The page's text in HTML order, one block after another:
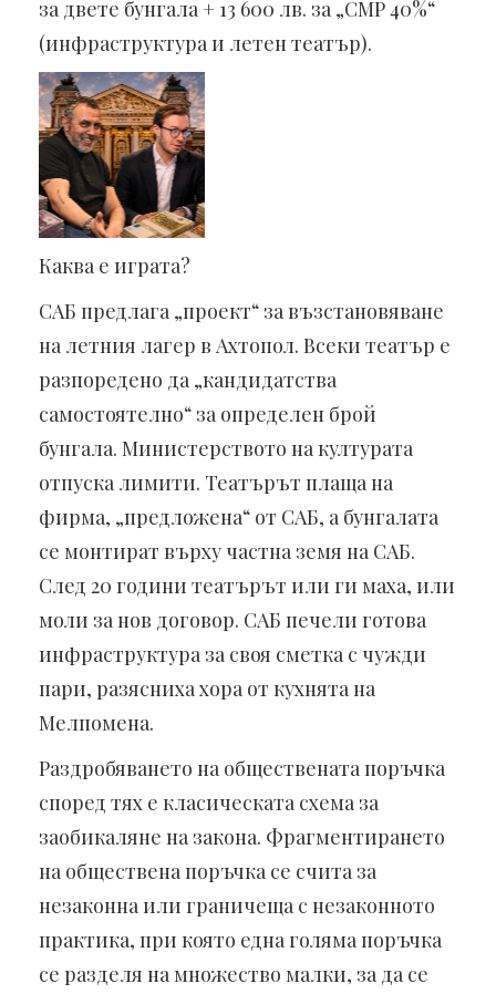
за двете бунгала + 13 600 лв. за „СМР 40%“
(инфраструктура и летен театър).
Каква е играта?
САБ предлага „проект“ за възстановяване
на летния лагер в Ахтопол. Всеки театър е
разпоредено да „кандидатства
самостоятелно“ за определен брой
бунгала. Министерството на културата
отпуска лимити. Театърът плаща на
фирма, „предложена“ от САБ, а бунгалата
се монтират върху частна земя на САБ.
След 20 години театърът или ги маха, или
моли за нов договор. САБ печели готова
инфраструктура за своя сметка с чужди
пари, разясниха хора от кухнята на
Мелпомена.
Раздробяването на обществената поръчка
според тях е класическата схема за
заобикаляне на закона. Фрагментирането
на обществена поръчка се счита за
незаконна или граничеща с незаконното
практика, при която една голяма поръчка
се разделя на множество малки, за да се